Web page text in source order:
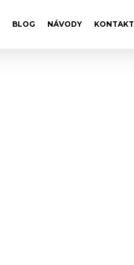
BLOG NÁVODY KONTAKT